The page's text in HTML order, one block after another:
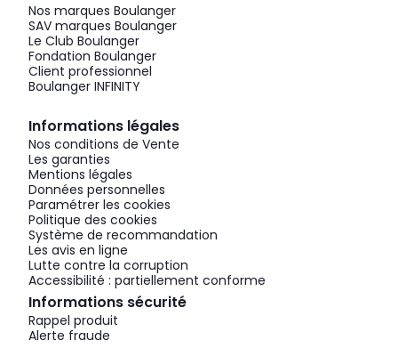
Nos marques Boulanger
SAV marques Boulanger
Le Club Boulanger
Fondation Boulanger
Client professionnel
Boulanger INFINITY
Informations légales
Nos conditions de Vente
Les garanties
Mentions légales
Données personnelles
Paramétrer les cookies
Politique des cookies
Système de recommandation
Les avis en ligne
Lutte contre la corruption
Accessibilité : partiellement conforme
Informations sécurité
Rappel produit
Alerte fraude